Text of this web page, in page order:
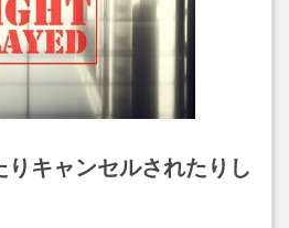
りキャンセルされたりし